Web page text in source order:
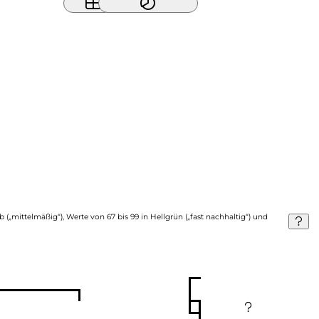
Werte von 67 bis 99 in Hellgrün („fast nachhaltig“) und